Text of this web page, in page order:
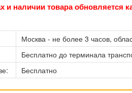
наличии товара обновляется
Москва - не более 3 часов,
Бесплатно до терминала
Бесплатно